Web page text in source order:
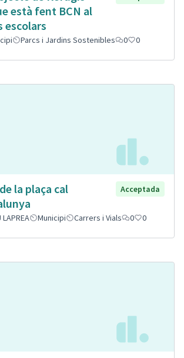
està fent BCN al
escolars
Parcs i Jardins Sostenibles 0 0
la plaça cal
Acceptada
LAPREA Municipi Carrers i Vials 0 0